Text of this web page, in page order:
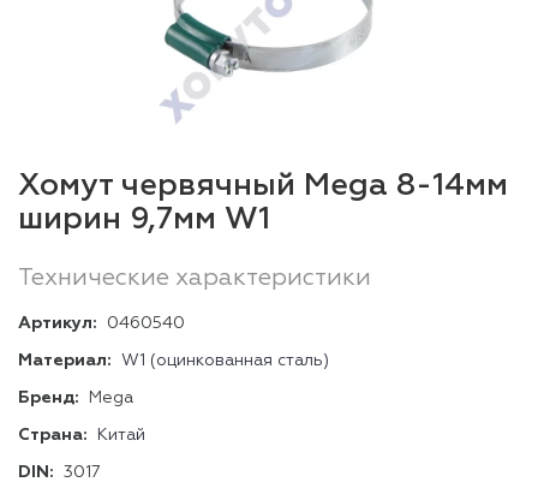
Хомут червячный Mega 8-14мм
ширин 9,7мм W1
Технические характеристики
Артикул: 0460540
Материал: W1 (оцинкованная сталь)
Бренд: Mega
Страна: Китай
DIN: 3017